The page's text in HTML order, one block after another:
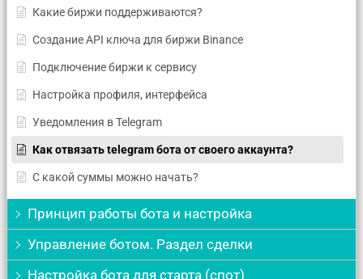
Какие биржи поддерживаются?
Создание API ключа для биржи Binance
Подключение биржи к сервису
Настройка профиля, интерфейса
Уведомления в Telegram
Как отвязать telegram бота от своего аккаунта?
С какой суммы можно начать?
Принцип работы бота и настройка
Управление ботом. Раздел сделки
Настройка бота для старта (спот)